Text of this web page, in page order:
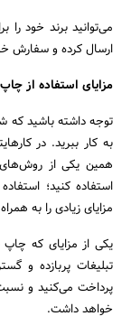
می‌توانید برند خود
ارسال کرده و سفارش
مزایای استفاده از
توجه داشته باشید که
به کار ببرید. در
همین یکی از روش‌های
استفاده کنید؛
مزایای زیادی را به
یکی از مزایای که
تبلیغات پربازده و
پرداخت می‌کنید و
خواهد داشت.